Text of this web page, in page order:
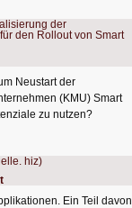
Neustart der
(KMU) Smart
zu nutzen?
Ein Teil davon